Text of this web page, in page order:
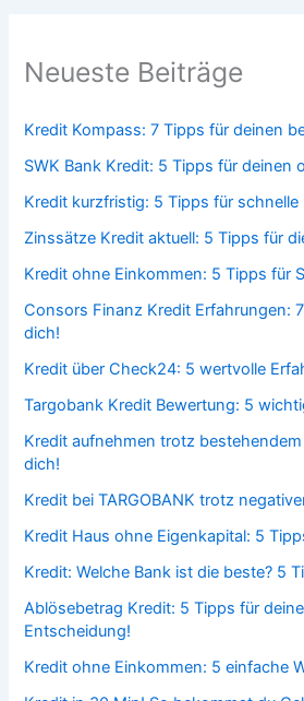
Neueste Beiträge
Kredit Kompass: 7 Tipps für deinen
SWK Bank Kredit: 5 Tipps für deinen
Kredit kurzfristig: 5 Tipps für
Zinssätze Kredit aktuell: 5 Tipps für
Kredit ohne Einkommen: 5 Tipps für
Consors Finanz Kredit Erfahrungen:
dich!
Kredit über Check24: 5 wertvolle
Targobank Kredit Bewertung: 5
Kredit aufnehmen trotz
dich!
Kredit bei TARGOBANK trotz
Kredit Haus ohne Eigenkapital: 5
Kredit: Welche Bank ist die beste? 5
Ablösebetrag Kredit: 5 Tipps für
Entscheidung!
Kredit ohne Einkommen: 5 einfache